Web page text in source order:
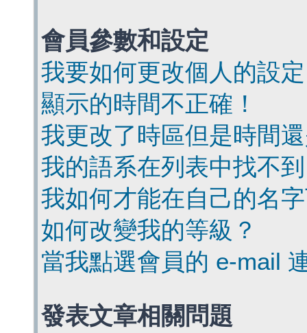
會員參數和設定
我要如何更改個人的設
顯示的時間不正確！
我更改了時區但是時間
我的語系在列表中找不
我如何才能在自己的名
如何改變我的等級？
當我點選會員的 e-mail
發表文章相關問題